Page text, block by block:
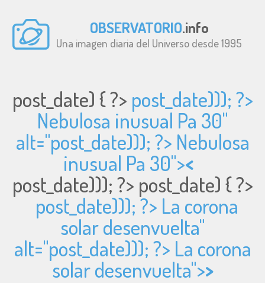
OBSERVATORIO.info
Una imagen diaria del Universo desde 1995
post_date) { ?> post_date))); ?>
Nebulosa inusual Pa 30"
alt="post_date))); ?> Nebulosa
inusual Pa 30"><
post_date))); ?> post_date) { ?>
post_date))); ?> La corona
solar desenvuelta"
alt="post_date))); ?> La corona
solar desenvuelta">>